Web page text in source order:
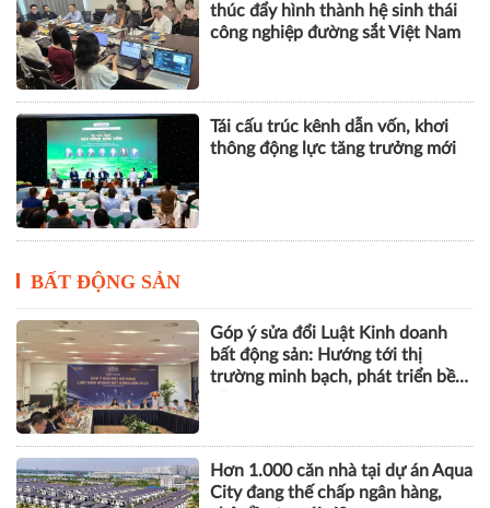
thúc đẩy hình thành hệ sinh thái
công nghiệp đường sắt Việt Nam
Tái cấu trúc kênh dẫn vốn, khơi
thông động lực tăng trưởng mới
BẤT ĐỘNG SẢN
Góp ý sửa đổi Luật Kinh doanh
bất động sản: Hướng tới thị
trường minh bạch, phát triển bền
Hơn 1.000 căn nhà tại dự án Aqua
City đang thế chấp ngân hàng,